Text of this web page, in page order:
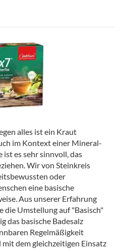
alles ist ein Kraut
im Kontext einer Mineral-
ist es sehr sinnvoll, das
Wir von Steinkreis
oder
eine basische
Aus unserer Erfahrung
Umstellung auf "Basisch"
das basische Badesalz
Regelmäßigkeit
dem gleichzeitigen Einsatz